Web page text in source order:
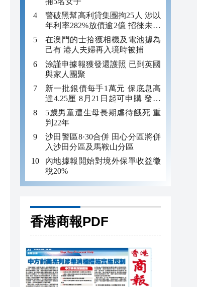
警破黑幫高利貸集團拘25人 涉以
年利率282%放債逾2億 招徠未成
年追數
在澳門的士拾獲相機及電池據為
己有 港人夫婦再入境時被捕
涂謹申據報獲發還護照 已到英國
與家人團聚
新一批銀債每手1萬元 保底息高
達4.25厘 8月21日起可申購 發行
金額最多550億
5歲男童遭生母長期虐待餓死 重
判22年
沙田警區8·30合併 田心分區將併
入沙田分區及馬鞍山分區
內地據報開始對境外保單收益徵
稅20%
香港商報PDF